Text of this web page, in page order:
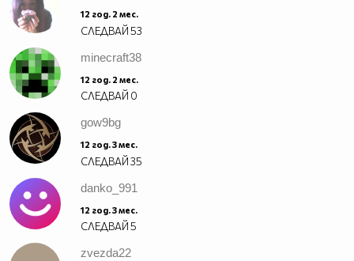
12 год. 2 мес.
СЛЕДВАЙ53
minecraft38
12 год. 2 мес.
СЛЕДВАЙ 0
gow9bg
12 год. 3 мес.
СЛЕДВАЙ35
danko_991
12 год. 3 мес.
СЛЕДВАЙ5
zvezda22